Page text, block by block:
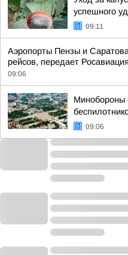
успешного
09:11
Аэропорты Пензы и
рейсов, передает
09:06
Минобороны
09:06